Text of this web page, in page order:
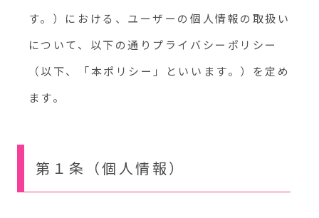
す。）における、ユーザーの個人情報の取扱い
について、以下の通りプライバシーポリシー
（以下、「本ポリシー」といいます。）を定め
ます。
第１条（個人情報）